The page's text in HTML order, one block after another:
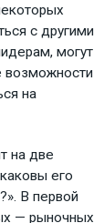
с другими
могут
на
на две
его
В первой
— рыночных